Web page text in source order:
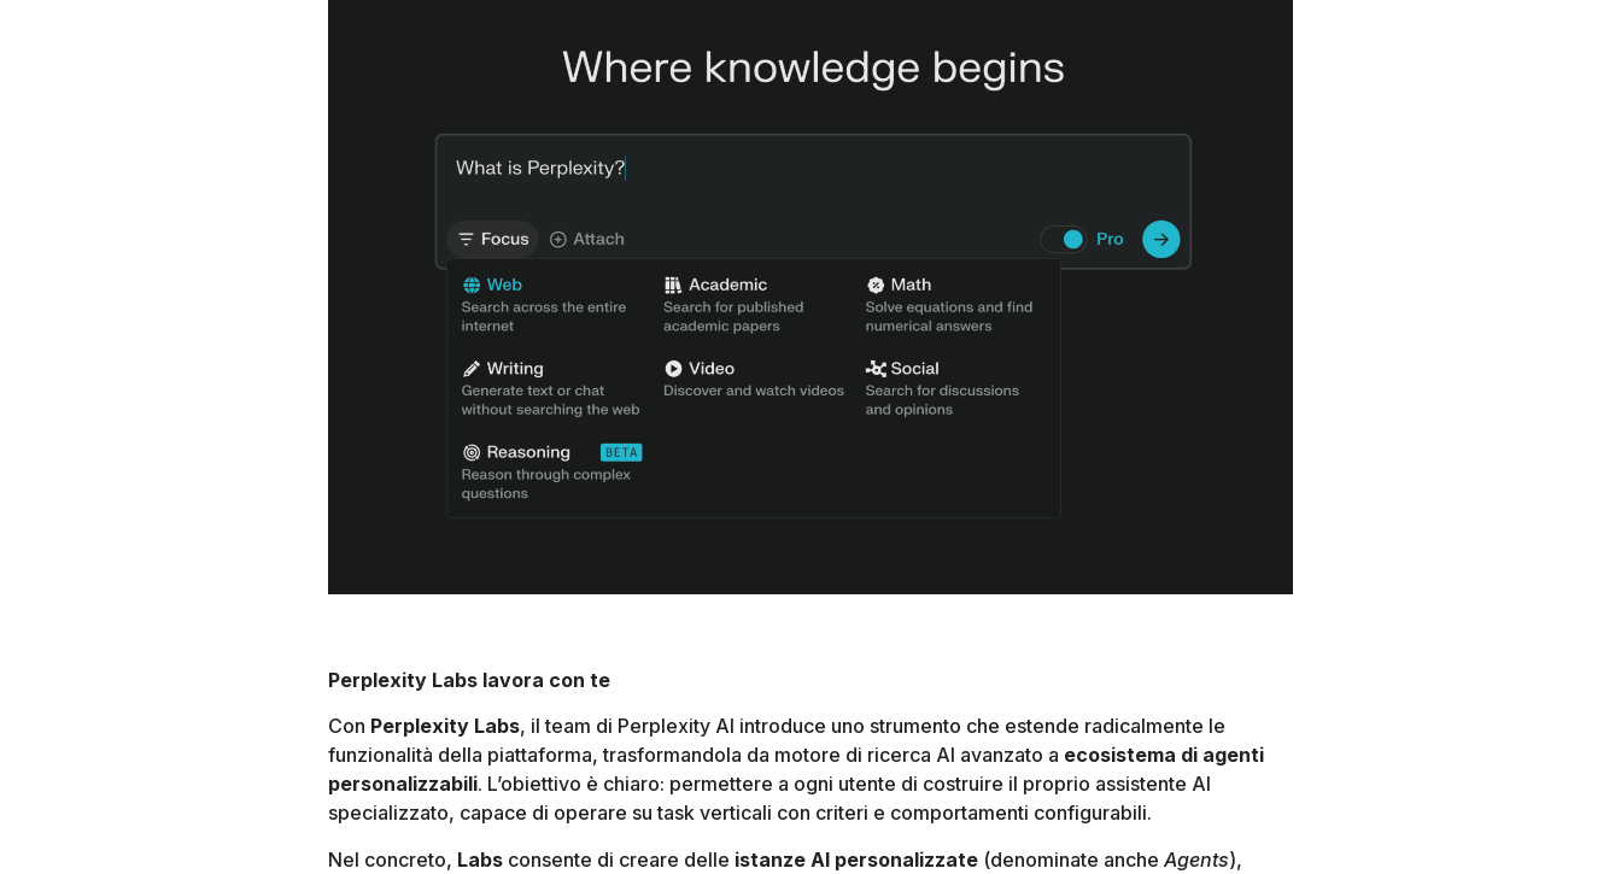
Perplexity Labs lavora con te
Con Perplexity Labs, il team di Perplexity AI introduce uno strumento che estende radicalmente le
funzionalità della piattaforma, trasformandola da motore di ricerca AI avanzato a ecosistema di agenti
personalizzabili. L’obiettivo è chiaro: permettere a ogni utente di costruire il proprio assistente AI
specializzato, capace di operare su task verticali con criteri e comportamenti configurabili.
Nel concreto, Labs consente di creare delle istanze AI personalizzate (denominate anche Agents),